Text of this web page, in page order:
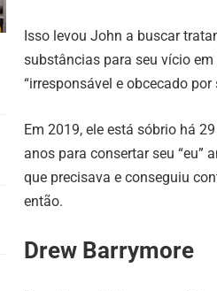
Isso levou John a buscar
substâncias para seu vício
“irresponsável e obcecado por
Em 2019, ele está sóbrio há
anos para consertar seu “eu”
que precisava e conseguiu
então.
Drew Barrymore